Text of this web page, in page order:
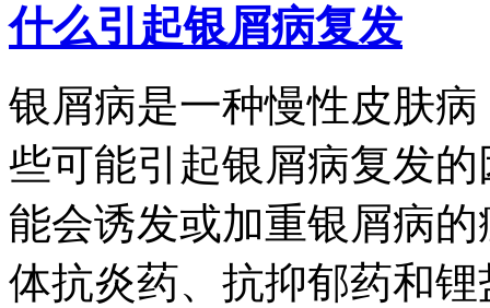
什么引起银屑病复发
银屑病是一种慢性皮肤
些可能引起银屑病复发
能会诱发或加重银屑病
体抗炎药、抗抑郁药和